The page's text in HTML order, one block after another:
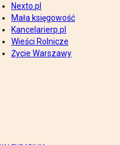
Nexto.pl
Mała księgowość
Kancelarierp.pl
Wieści Rolnicze
Życie Warszawy